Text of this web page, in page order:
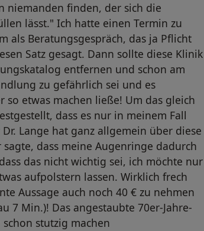
niemanden finden, der sich die
lässt." Ich hatte einen Termin zu
als Beratungsgespräch, das ja Pflicht
Satz gesagt. Dann sollte diese Klinik
entfernen und schon am
zu gefährlich sei und es
etwas machen ließe! Um das gleich
dass es nur in meinem Fall
Lange hat ganz allgemein über diese
dass meine Augenringe dadurch
das nicht wichtig sei, ich möchte nur
aufpolstern lassen. Wirklich frech
Aussage auch noch 40 € zu nehmen
7 Min.)! Das angestaubte 70er-Jahre-
stutzig machen